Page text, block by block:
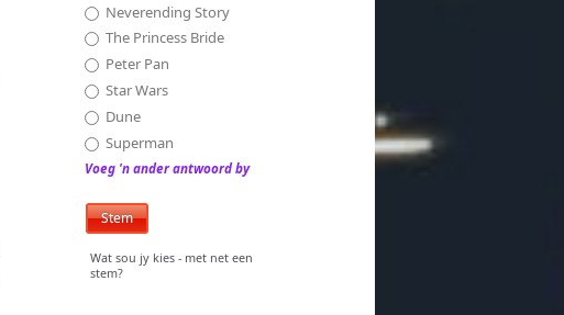
Neverending Story
The Princess Bride
Peter Pan
Star Wars
Dune
Superman
Voeg 'n ander antwoord by
Wat sou jy kies - met net een
stem?